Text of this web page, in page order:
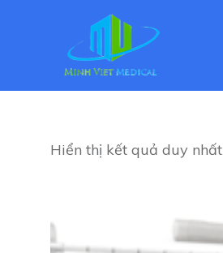
Hiển thị kết quả duy nhất